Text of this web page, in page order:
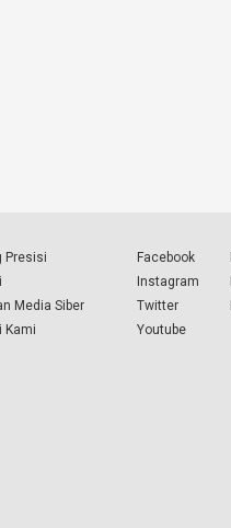
Presisi
Media Siber
Kami
Facebook
Instagram
Twitter
Youtube